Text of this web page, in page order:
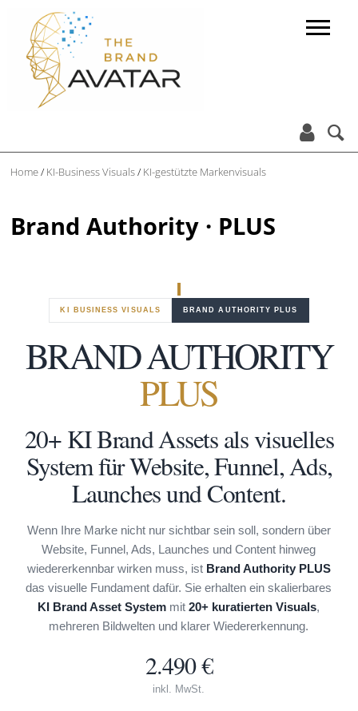
 
Home/ KI-Business Visuals/ KI-gestützte Markenvisuals
Brand Authority · PLUS
KI BUSINESS VISUALS BRAND AUTHORITY PLUS
BRAND AUTHORITY
PLUS
20+ KI Brand Assets als visuelles
System für Website, Funnel, Ads,
Launches und Content.
Wenn Ihre Marke nicht nur sichtbar sein soll, sondern über
Website, Funnel, Ads, Launches und Content hinweg
wiedererkennbar wirken muss, ist Brand Authority PLUS
das visuelle Fundament dafür. Sie erhalten ein skalierbares
KI Brand Asset System mit20+ kuratierten Visuals,
mehreren Bildwelten und klarer Wiedererkennung.
2.490 €
inkl. MwSt.